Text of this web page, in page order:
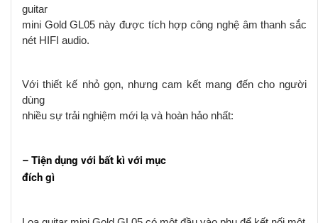
guitar
mini Gold GL05 này được tích hợp công nghệ âm thanh sắc
nét HIFI audio.
Với thiết kế nhỏ gọn, nhưng cam kết mang đến cho người
dùng
nhiều sự trải nghiệm mới lạ và hoàn hảo nhất:
– Tiện dụng với bất kì với mục
đích gì